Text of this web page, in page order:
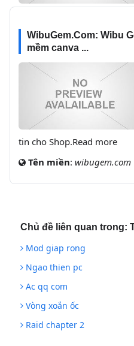
WibuGem.Com: Wibu
mềm canva ...
tin cho Shop.Read more
Tên miền: wibugem.com
Chủ đề liên quan trong:
Mod giap rong
Ngao thien pc
Ac qq com
Vòng xoắn ốc
Raid chapter 2